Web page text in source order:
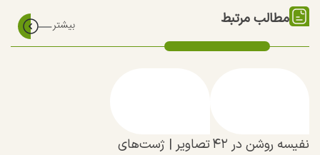
مطالب مرتبط
نفیسه روشن در ۴۲تصاویر | ژست‌های